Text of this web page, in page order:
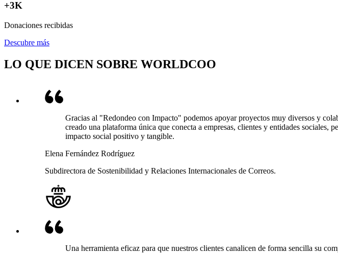
+3K
Donaciones recibidas
Descubre más
LO QUE DICEN SOBRE WORLDCOO
Gracias al "Redondeo con Impacto" podemos apoyar proyectos muy diversos y
creado una plataforma única que conecta a empresas, clientes y entidades
impacto social positivo y tangible.
Elena Fernández Rodríguez
Subdirectora de Sostenibilidad y Relaciones Internacionales de Correos.
Una herramienta eficaz para que nuestros clientes canalicen de forma sencilla su